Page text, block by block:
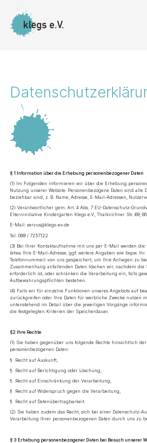
§ 1 Information über die Erhebung personenbezogener Daten
(1) Im Folgenden informieren wir über die Erhebung
Nutzung unserer Website. Personenbezogene Daten sind alle
beziehbar sind, z. B. Name, Adresse, E-Mail-Adressen,
(2) Verantwortlicher gem. Art. 4 Abs. 7 EU-Datenschutz-
Elterninitiative Kindergarten Klegs e.V., Thalkirchner Str. 69,
E-Mail: servus@klegs-ev.de
Tel. 089 / 7257122
(3) Bei Ihrer Kontaktaufnahme mit uns per E-Mail werden
(etwa Ihre E-Mail-Adresse, ggf. weitere Angaben wie bspw.
Telefonnummer) von uns gespeichert, um Ihre Anliegen zu
Zusammenhang anfallenden Daten löschen wir, nachdem
erforderlich ist, oder schränken die Verarbeitung ein, falls
Aufbewahrungspflichten bestehen.
(4) Falls wir für einzelne Funktionen unseres Angebots auf
zurückgreifen oder Ihre Daten für werbliche Zwecke nutzen
untenstehend im Detail über die jeweiligen Vorgänge
die festgelegten Kriterien der Speicherdauer.
§2 Ihre Rechte
(1) Sie haben gegenüber uns folgende Rechte hinsichtlich
personenbezogenen Daten:
§ Recht auf Auskunft,
§ Recht auf Berichtigung oder Löschung,
§ Recht auf Einschränkung der Verarbeitung,
§ Recht auf Widerspruch gegen die Verarbeitung,
§ Recht auf Datenübertragbarkeit.
(2) Sie haben zudem das Recht, sich bei einer Datenschutz-
Verarbeitung Ihrer personenbezogenen Daten durch uns zu
§ 3 Erhebung personenbezogener Daten bei Besuch unserer